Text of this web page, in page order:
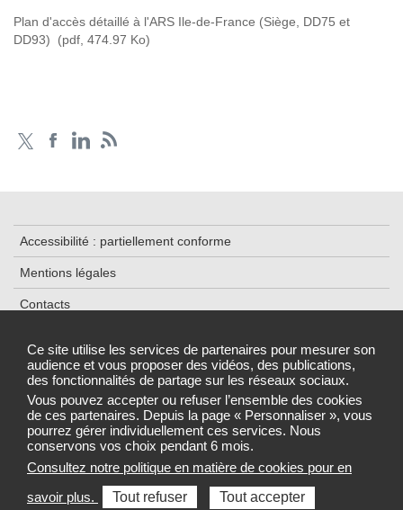
Ce site utilise les services de partenaires pour mesurer son
audience et vous proposer des vidéos, des publications,
des fonctionnalités de partage sur les réseaux sociaux.
Vous pouvez accepter ou refuser l’ensemble des cookies
de ces partenaires. Depuis la page « Personnaliser », vous
pourrez gérer individuellement ces services. Nous
conservons vos choix pendant 6 mois.
Consultez notre politique en matière de cookies pour en
savoir plus.
Tout refuser Tout accepter
Plan d'accès détaillé à l'ARS Ile-de-France (Siège, DD75 et
DD93)
(pdf, 474.97 Ko)
Accessibilité : partiellement conforme
Mentions légales
Contacts
Traitement de données
Gestion des cookies
Sélectionnez une région pour accéder au site de votre Agence